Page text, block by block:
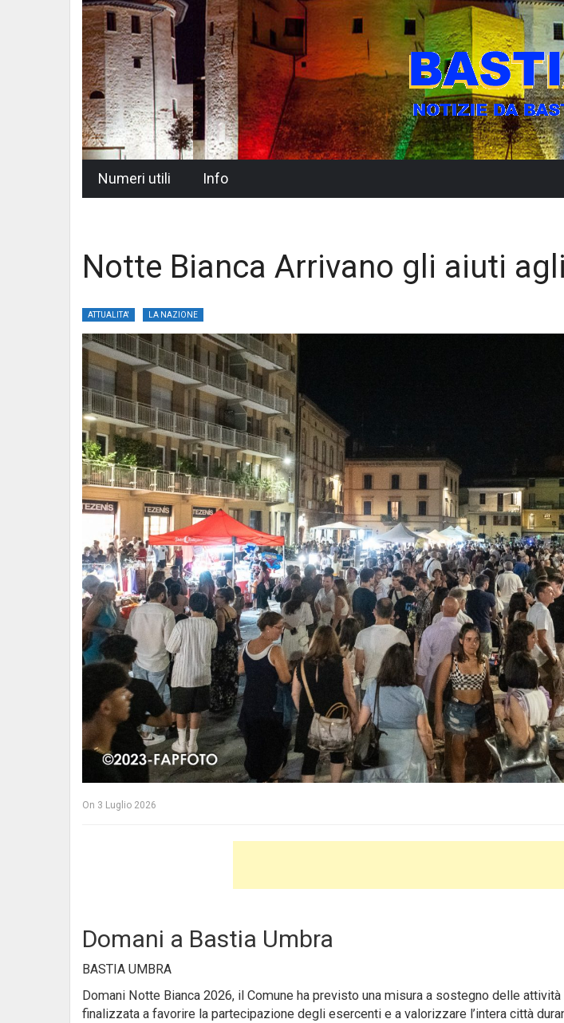
Numeri utili Info
Notte Bianca Arrivano gli aiuti
ATTUALITA' LA NAZIONE
On 3 Luglio 2026
Domani a Bastia Umbra
BASTIA UMBRA
Domani Notte Bianca 2026, il Comune ha previsto una misura a sostegno delle
finalizzata a favorire la partecipazione degli esercenti e a valorizzare l’intera città